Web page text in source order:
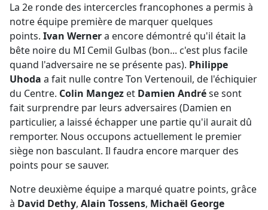
La 2e ronde des intercercles francophones a permis à
notre équipe première de marquer quelques
points. Ivan Wernera encore démontré qu'il était la
bête noire du MI Cemil Gulbas (bon... c'est plus facile
quand l'adversaire ne se présente pas). Philippe
Uhoda a fait nulle contre Ton Vertenouil, de l'échiquier
du Centre. Colin Mangez et Damien Andrése sont
fait surprendre par leurs adversaires (Damien en
particulier, a laissé échapper une partie qu'il aurait dû
remporter. Nous occupons actuellement le premier
siège non basculant. Il faudra encore marquer des
points pour se sauver.
Notre deuxième équipe a marqué quatre points, grâce
à David Dethy, Alain Tossens, Michaël George